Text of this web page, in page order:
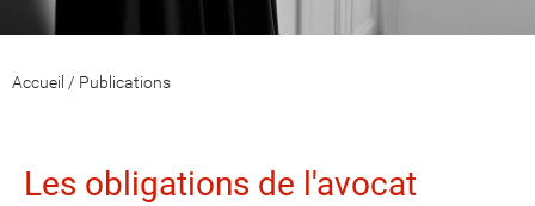
Accueil / Publications
Les obligations de l'avocat